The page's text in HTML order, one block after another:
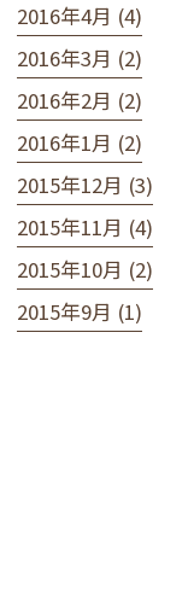
2016年4月 (4)
2016年3月 (2)
2016年2月 (2)
2016年1月 (2)
2015年12月 (3)
2015年11月 (4)
2015年10月 (2)
2015年9月 (1)